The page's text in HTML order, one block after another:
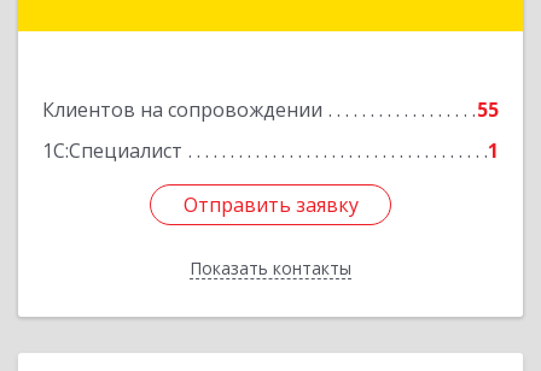
Клиентов на сопровождении
55
1С:Специалист
1
Отправить заявку
Показать контакты
Отправить заявку
Назад